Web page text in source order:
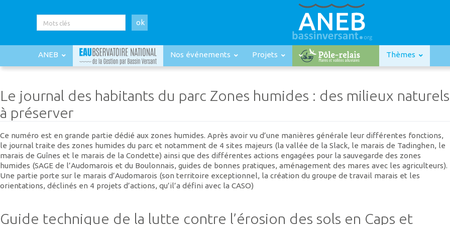
ok
ANEB Nos événements Projets Thèmes
Le journal des habitants du parc Zones humides : des milieux naturels
à préserver
Ce numéro est en grande partie dédié aux zones humides. Après avoir vu d’une manières générale leur différentes fonctions,
le journal traite des zones humides du parc et notamment de 4 sites majeurs (la vallée de la Slack, le marais de Tadinghen, le
marais de Guînes et le marais de la Condette) ainsi que des différentes actions engagées pour la sauvegarde des zones
humides (SAGE de l’Audomarois et du Boulonnais, guides de bonnes pratiques, aménagement des mares avec les agriculteurs).
Une partie porte sur le marais d’Audomarois (son territoire exceptionnel, la création du groupe de travail marais et les
orientations, déclinés en 4 projets d’actions, qu’il’a défini avec la CASO)
Guide technique de la lutte contre l’érosion des sols en Caps et